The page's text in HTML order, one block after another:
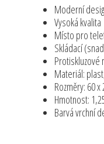
Moderní
Vysoká kvalita
Místo pro
Skládací
Protiskluzové
Materiál:
Rozměry: 60 x
Hmotnost:
Barvá vrchní